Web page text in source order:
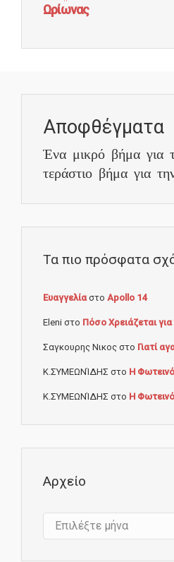
Αποφθέγματα
Ένα μικρό βήμα για
τεράστιο βήμα για
Τα πιο πρόσφατα
Ευαγγελίαστο Apollo 14
Eleni στο Πόσο Χρειάζεται
Σαγκουρης Νικος στο Γιατί
Κ.ΣΥΜΕΩΝΊΔΗΣ στο Η
Κ.ΣΥΜΕΩΝΊΔΗΣ στο Η
Αρχείο